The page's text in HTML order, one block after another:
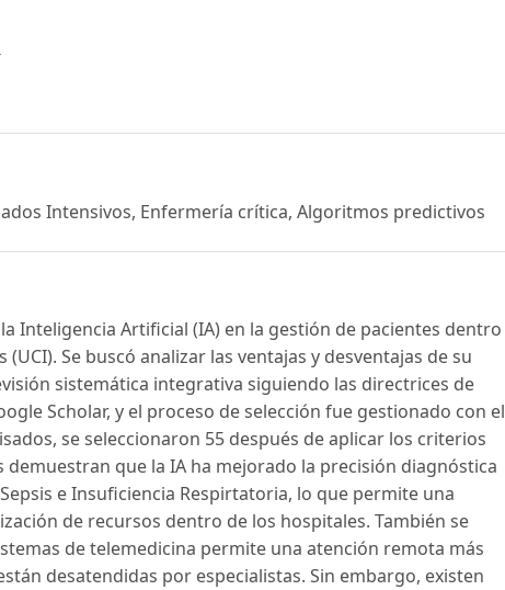
Intensivos, Enfermería crítica, Algoritmos predictivos
Inteligencia Artificial (IA) en la gestión de pacientes dentro
Se buscó analizar las ventajas y desventajas de su
sistemática integrativa siguiendo las directrices de
Scholar, y el proceso de selección fue gestionado con el
se seleccionaron 55 después de aplicar los criterios
demuestran que la IA ha mejorado la precisión diagnóstica
e Insuficiencia Respirtatoria, lo que permite una
de recursos dentro de los hospitales. También se
de telemedicina permite una atención remota más
desatendidas por especialistas. Sin embargo, existen